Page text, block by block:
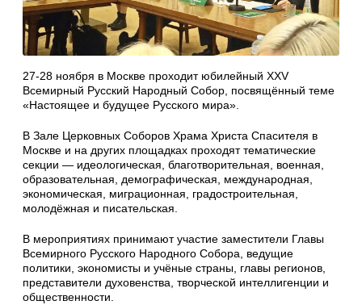
27-28 ноября в Москве проходит юбилейный XXV
Всемирный Русский Народный Собор, посвящённый теме
«Настоящее и будущее Русского мира».
В Зале Церковных Соборов Храма Христа Спасителя в
Москве и на других площадках проходят тематические
секции — идеологическая, благотворительная, военная,
образовательная, демографическая, международная,
экономическая, миграционная, градостроительная,
молодёжная и писательская.
В мероприятиях принимают участие заместители Главы
Всемирного Русского Народного Собора, ведущие
политики, экономисты и учёные страны, главы регионов,
представители духовенства, творческой интеллигенции и
общественности.